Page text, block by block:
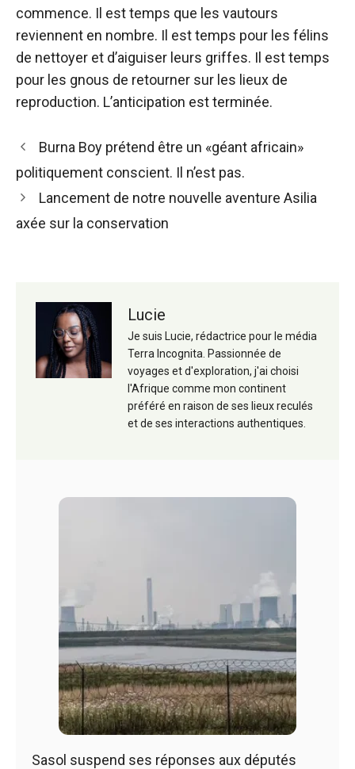
commence. Il est temps que les vautours
reviennent en nombre. Il est temps pour les félins
de nettoyer et d’aiguiser leurs griffes. Il est temps
pour les gnous de retourner sur les lieux de
reproduction. L’anticipation est terminée.
Navigation
des
Burna Boy prétend être un «géant africain»
politiquement conscient. Il n’est pas.
Lancement de notre nouvelle aventure Asilia
axée sur la conservation
Lucie
Je suis Lucie, rédactrice pour le média
Terra Incognita. Passionnée de
voyages et d'exploration, j'ai choisi
l'Afrique comme mon continent
préféré en raison de ses lieux reculés
et de ses interactions authentiques.
Sasol suspend ses réponses aux députés